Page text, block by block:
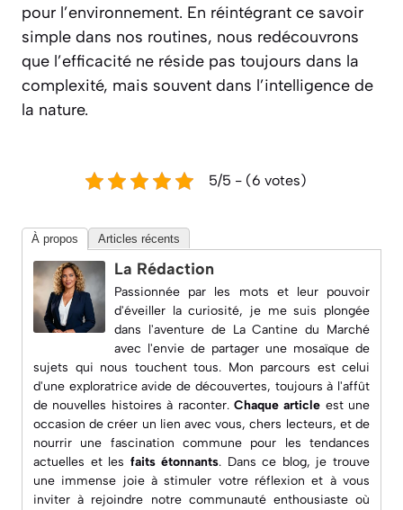
pour l’environnement. En réintégrant ce savoir
simple dans nos routines, nous redécouvrons
que l’efficacité ne réside pas toujours dans la
complexité, mais souvent dans l’intelligence de
la nature.
5/5 - (6 votes)
À propos Articles récents
La Rédaction
Passionnée par les mots et leur pouvoir
d'éveiller la curiosité, je me suis plongée
dans l'aventure de La Cantine du Marché
avec l'envie de partager une mosaïque de
sujets qui nous touchent tous. Mon parcours est celui
d'une exploratrice avide de découvertes, toujours à l'affût
de nouvelles histoires à raconter. Chaque article est une
occasion de créer un lien avec vous, chers lecteurs, et de
nourrir une fascination commune pour les tendances
actuelles et les faits étonnants. Dans ce blog, je trouve
une immense joie àstimuler votre réflexion et à vous
inviter à rejoindre notre communauté enthousiaste où